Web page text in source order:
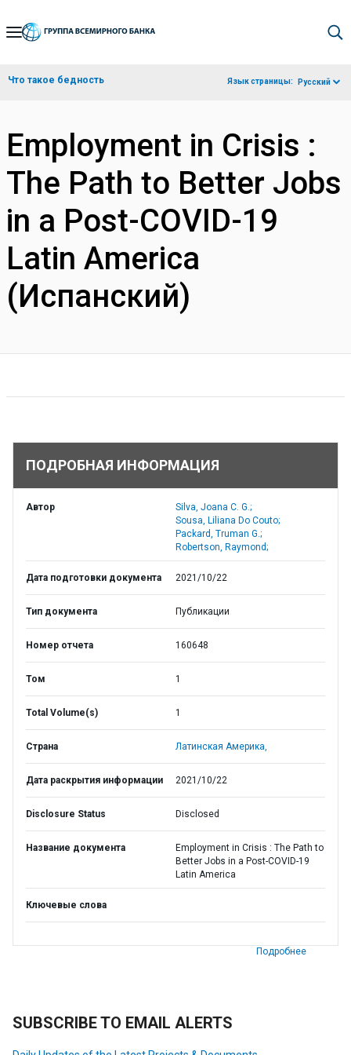
Skip
Navigation
Что такое бедность Язык страницы: Русский
Employment in Crisis :
The Path to Better Jobs
in a Post-COVID-19
Latin America
(Испанский)
ПОДРОБНАЯ ИНФОРМАЦИЯ
Автор
Silva, Joana C. G.;
Sousa, Liliana Do Couto;
Packard, Truman G.;
Robertson, Raymond;
Дата подготовки документа 2021/10/22
Тип документа Публикации
Номер отчета 160648
Том 1
Total Volume(s) 1
Страна Латинская Америка,
Дата раскрытия информации 2021/10/22
Disclosure Status Disclosed
Название документа
Employment in Crisis : The Path to
Better Jobs in a Post-COVID-19
Latin America
Ключевые слова
Подробнее
SUBSCRIBE TO EMAIL ALERTS